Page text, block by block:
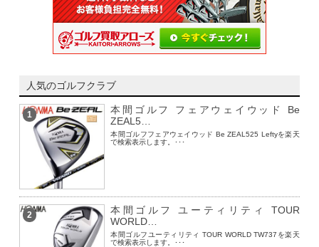
人気のゴルフクラブ
1
本間ゴルフ フェアウェイウッド Be
ZEAL5…
本間ゴルフフェアウェイウッド Be ZEAL525 Leftyを楽天
で検索表示します。･･･
2
本間ゴルフ ユーティリティ TOUR
WORLD…
本間ゴルフユーティリティ TOUR WORLD TW737を楽天
で検索表示します。･･･